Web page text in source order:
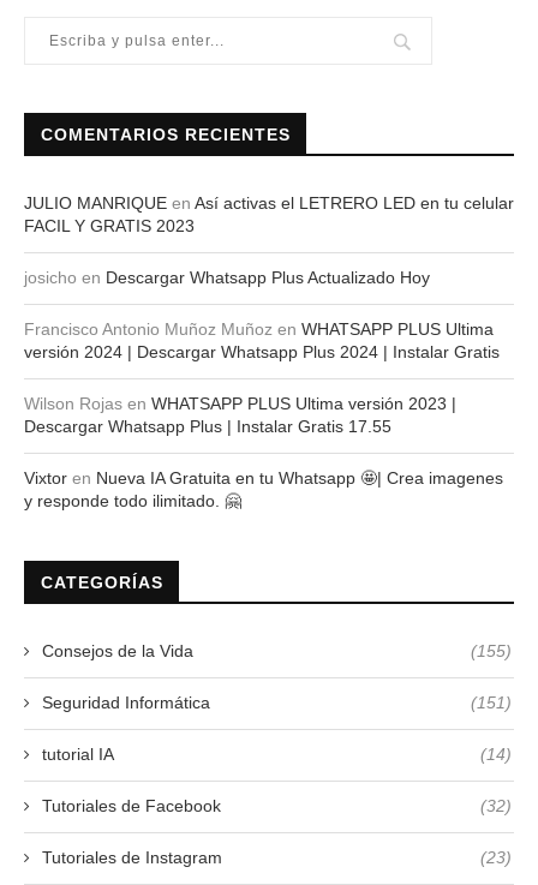
COMENTARIOS RECIENTES
JULIO MANRIQUE en Así activas el LETRERO LED en tu celular
FACIL Y GRATIS 2023
josicho en Descargar Whatsapp Plus Actualizado Hoy
Francisco Antonio Muñoz Muñoz en WHATSAPP PLUS Ultima
versión 2024 | Descargar Whatsapp Plus 2024 | Instalar Gratis
Wilson Rojas en WHATSAPP PLUS Ultima versión 2023 |
Descargar Whatsapp Plus | Instalar Gratis 17.55
Vixtor en Nueva IA Gratuita en tu Whatsapp 🤩| Crea imagenes
y responde todo ilimitado. 🤗
CATEGORÍAS
Consejos de la Vida (155)
Seguridad Informática (151)
tutorial IA (14)
Tutoriales de Facebook (32)
Tutoriales de Instagram (23)